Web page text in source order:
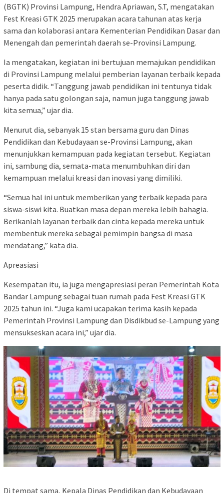
(BGTK) Provinsi Lampung, Hendra Apriawan, S.T, mengatakan
Fest Kreasi GTK 2025 merupakan acara tahunan atas kerja
sama dan kolaborasi antara Kementerian Pendidikan Dasar dan
Menengah dan pemerintah daerah se-Provinsi Lampung.
Ia mengatakan, kegiatan ini bertujuan memajukan pendidikan
di Provinsi Lampung melalui pemberian layanan terbaik kepada
peserta didik. “Tanggung jawab pendidikan ini tentunya tidak
hanya pada satu golongan saja, namun juga tanggung jawab
kita semua,” ujar dia.
Menurut dia, sebanyak 15 stan bersama guru dan Dinas
Pendidikan dan Kebudayaan se-Provinsi Lampung, akan
menunjukkan kemampuan pada kegiatan tersebut. Kegiatan
ini, sambung dia, semata-mata menumbuhkan diri dan
kemampuan melalui kreasi dan inovasi yang dimiliki.
“Semua hal ini untuk memberikan yang terbaik kepada para
siswa-siswi kita. Buatkan masa depan mereka lebih bahagia.
Berikanlah layanan terbaik dan cinta kepada mereka untuk
membentuk mereka sebagai pemimpin bangsa di masa
mendatang,” kata dia.
Apreasiasi
Kesempatan itu, ia juga mengapresiasi peran Pemerintah Kota
Bandar Lampung sebagai tuan rumah pada Fest Kreasi GTK
2025 tahun ini. “Juga kami ucapakan terima kasih kepada
Pemerintah Provinsi Lampung dan Disdikbud se-Lampung yang
mensukseskan acara ini,” ujar dia.
Di tempat sama, Kepala Dinas Pendidikan dan Kebudayaan